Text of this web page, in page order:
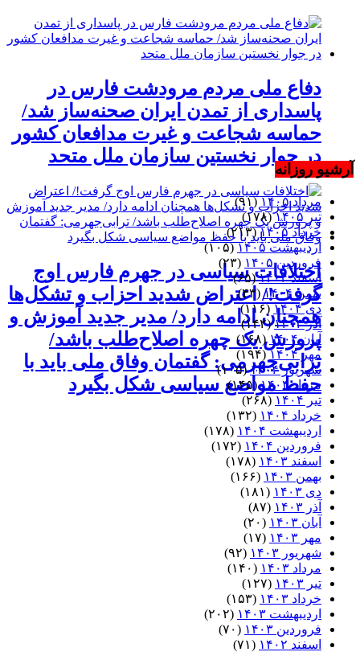
دفاع ملی مردم مرودشت فارس در
پاسداری از تمدن ایران صحنه‌ساز شد/
حماسه شجاعت و غیرت مدافعان کشور
در جوار نخستین سازمان ملل متحد
اختلافات سیاسی در جهرم فارس اوج
گرفت!/ اعتراض شدید احزاب و تشکل‌ها
همچنان ادامه دارد/ مدیر جدید آموزش و
پرورش یک چهره اصلاح‌طلب باشد/
ترابی‌جهرمی: گفتمان وفاق ملی باید با
حفظ مواضع سیاسی شکل بگیرد
آرشیو روزانه
مرداد ۱۴۰۵
(۹۱)
تیر ۱۴۰۵
(۱۷۸)
خرداد ۱۴۰۵
(۲۱۳)
اردیبهشت ۱۴۰۵
(۱۰۵)
فروردین ۱۴۰۵
(۲۳)
اسفند ۱۴۰۴
(۶۵)
بهمن ۱۴۰۴
(۴۳)
دی ۱۴۰۴
(۱۱۶)
آذر ۱۴۰۴
(۱۴۲)
آبان ۱۴۰۴
(۱۶۸)
مهر ۱۴۰۴
(۱۹۴)
شهریور ۱۴۰۴
(۱۰۵)
مرداد ۱۴۰۴
(۱۴۵)
تیر ۱۴۰۴
(۲۶۸)
خرداد ۱۴۰۴
(۱۳۲)
اردیبهشت ۱۴۰۴
(۱۷۸)
فروردین ۱۴۰۴
(۱۷۲)
اسفند ۱۴۰۳
(۱۷۸)
بهمن ۱۴۰۳
(۱۶۶)
دی ۱۴۰۳
(۱۸۱)
آذر ۱۴۰۳
(۸۷)
آبان ۱۴۰۳
(۲۰)
مهر ۱۴۰۳
(۱۷)
شهریور ۱۴۰۳
(۹۲)
مرداد ۱۴۰۳
(۱۴۰)
تیر ۱۴۰۳
(۱۲۷)
خرداد ۱۴۰۳
(۱۵۳)
اردیبهشت ۱۴۰۳
(۲۰۲)
فروردین ۱۴۰۳
(۷۰)
اسفند ۱۴۰۲
(۷۱)